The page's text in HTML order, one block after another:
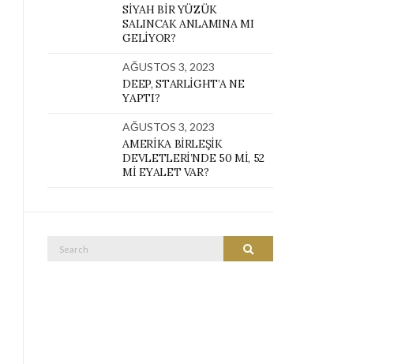
SIYAH BIR YÜZÜK
SALINCAK ANLAMINA MI
GELIYOR?
AĞUSTOS 3, 2023
DEEP, STARLIGHT’A NE
YAPTI?
AĞUSTOS 3, 2023
AMERIKA BIRLEŞIK
DEVLETLERI’NDE 50 MI, 52
MI EYALET VAR?
SEARCH